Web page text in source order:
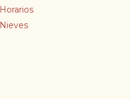
Horarios
Nieves